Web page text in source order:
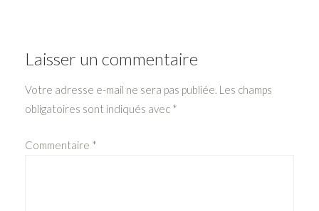
Laisser un commentaire
Votre adresse e-mail ne sera pas publiée. Les champs
obligatoires sont indiqués avec *
Commentaire *